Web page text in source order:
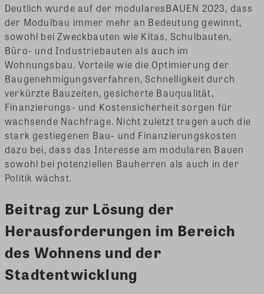
Deutlich wurde auf der modularesBAUEN 2023, dass
der Modulbau immer mehr an Bedeutung gewinnt,
sowohl bei Zweckbauten wie Kitas, Schulbauten,
Büro- und Industriebauten als auch im
Wohnungsbau. Vorteile wie die Optimierung der
Baugenehmigungsverfahren, Schnelligkeit durch
verkürzte Bauzeiten, gesicherte Bauqualität,
Finanzierungs- und Kostensicherheit sorgen für
wachsende Nachfrage. Nicht zuletzt tragen auch die
stark gestiegenen Bau- und Finanzierungskosten
dazu bei, dass das Interesse am modularen Bauen
sowohl bei potenziellen Bauherren als auch in der
Politik wächst.
Beitrag zur Lösung der
Herausforderungen im Bereich
des Wohnens und der
Stadtentwicklung